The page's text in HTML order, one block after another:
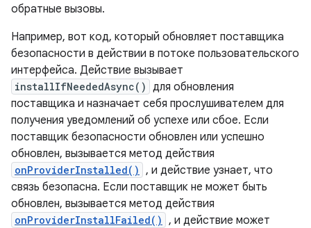
обратные вызовы.
Например, вот код, который обновляет поставщика
безопасности в действии в потоке пользовательского
интерфейса. Действие вызывает
installIfNeededAsync() для обновления
поставщика и назначает себя прослушивателем для
получения уведомлений об успехе или сбое. Если
поставщик безопасности обновлен или успешно
обновлен, вызывается метод действия
onProviderInstalled() , и действие узнает, что
связь безопасна. Если поставщик не может быть
обновлен, вызывается метод действия
onProviderInstallFailed() , и действие может